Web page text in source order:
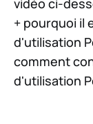
vidéo ci-
+ pourquoi il
d'utilisation
comment
d'utilisation